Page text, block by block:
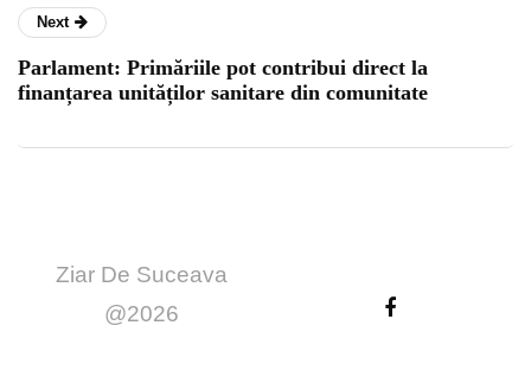
Next
Parlament: Primăriile pot contribui direct la
finanțarea unităților sanitare din comunitate
Ziar De Suceava
@2026